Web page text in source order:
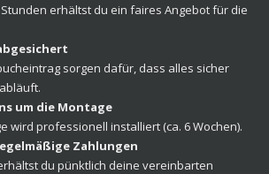
erhältst du ein faires Angebot für die
sorgen dafür, dass alles sicher
um die Montage
wird professionell installiert (ca. 6 Wochen).
Zahlungen
du pünktlich deine vereinbarten